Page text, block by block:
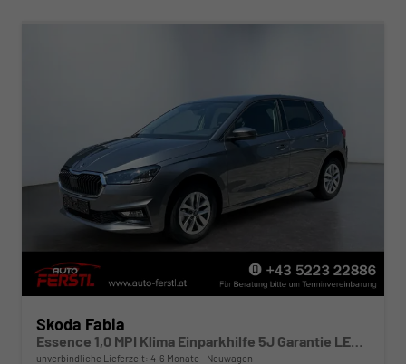
Skoda Fabia
Essence 1,0 MPI Klima Einparkhilfe 5J Garantie LED Scheinwerfer Bluetooth
unverbindliche Lieferzeit: 4-6 Monate Neuwagen